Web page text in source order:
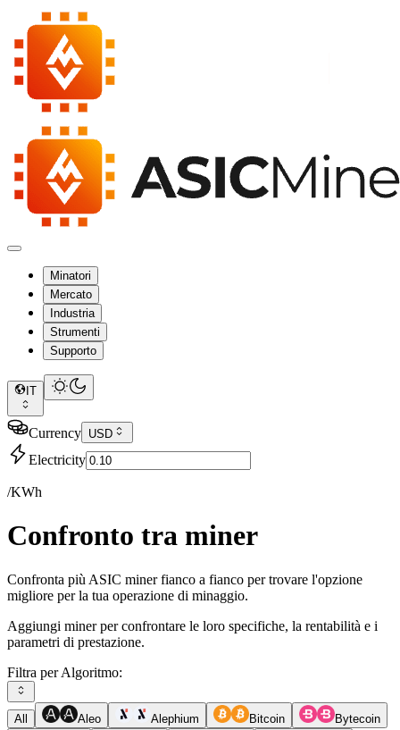
Minatori
Mercato
Industria
Strumenti
Supporto
IT
Currency USD
Electricity
/KWh
Confronto tra miner
Confronta più ASIC miner fianco a fianco per trovare l'opzione
migliore per la tua operazione di minaggio.
Aggiungi miner per confrontare le loro specifiche, la rentabilità e i
parametri di prestazione.
Filtra per Algoritmo:
All Aleo Alephium Bitcoin
Bytecoin